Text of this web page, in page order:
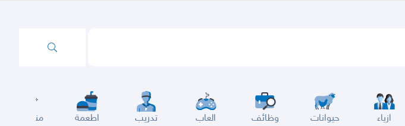
ازياء حيوانات وظائف العاب تدريب اطعمة مناسبات